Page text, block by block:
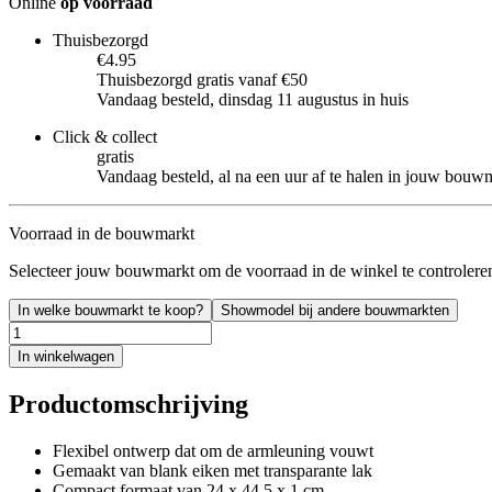
Thuisbezorgd
€4.95
Thuisbezorgd gratis vanaf €50
Vandaag besteld, dinsdag 11 augustus in huis
Click & collect
gratis
Vandaag besteld, al na een uur af te halen in jouw
Voorraad in de bouwmarkt
Selecteer jouw bouwmarkt om de voorraad in de winkel te
In welke bouwmarkt te koop? Showmodel bij andere bouwmarkten
In winkelwagen
Productomschrijving
Flexibel ontwerp dat om de armleuning vouwt
Gemaakt van blank eiken met transparante lak